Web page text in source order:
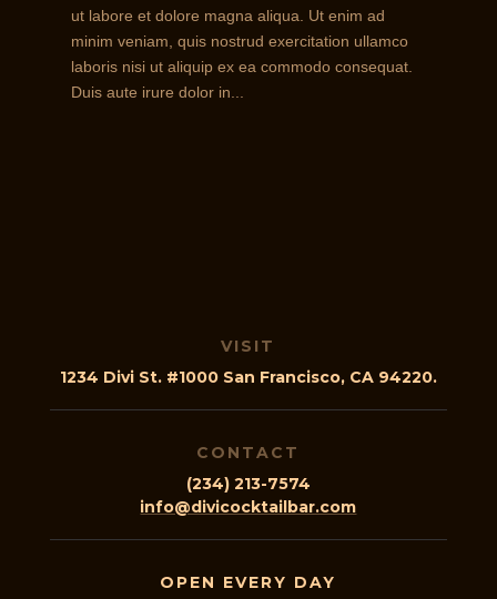
ut labore et dolore magna aliqua. Ut enim ad
minim veniam, quis nostrud exercitation ullamco
laboris nisi ut aliquip ex ea commodo consequat.
Duis aute irure dolor in...
VISIT
1234 Divi St. #1000 San Francisco, CA 94220.
CONTACT
(234) 213-7574
info@divicocktailbar.com
OPEN EVERY DAY